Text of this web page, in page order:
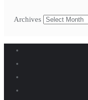
Archives